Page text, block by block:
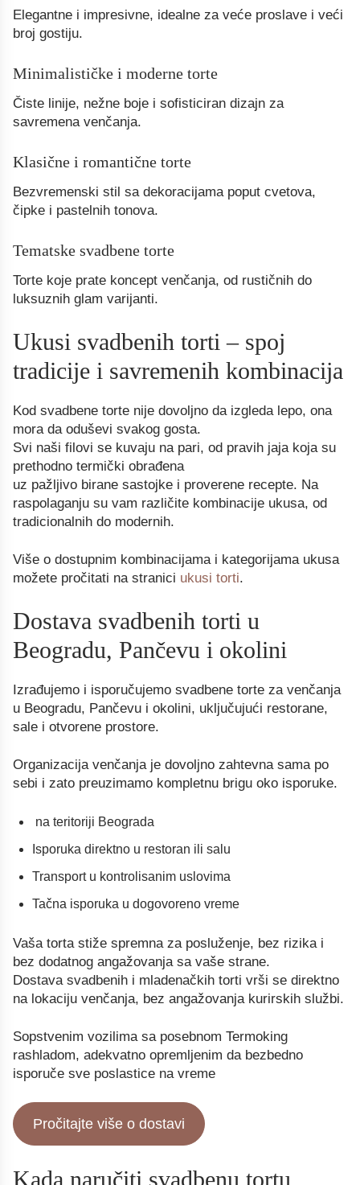
Elegantne i impresivne, idealne za veće proslave i veći
broj gostiju.
Minimalističke i moderne torte
Čiste linije, nežne boje i sofisticiran dizajn za
savremena venčanja.
Klasične i romantične torte
Bezvremenski stil sa dekoracijama poput cvetova,
čipke i pastelnih tonova.
Tematske svadbene torte
Torte koje prate koncept venčanja, od rustičnih do
luksuznih glam varijanti.
Ukusi svadbenih torti – spoj
tradicije i savremenih kombinacija
Kod svadbene torte nije dovoljno da izgleda lepo, ona
mora da oduševi svakog gosta.
Svi naši filovi se kuvaju na pari, od pravih jaja koja su
prethodno termički obrađena
uz pažljivo birane sastojke i proverene recepte. Na
raspolaganju su vam različite kombinacije ukusa, od
tradicionalnih do modernih.
Više o dostupnim kombinacijama i kategorijama ukusa
možete pročitati na stranici ukusi torti.
Dostava svadbenih torti u
Beogradu, Pančevu i okolini
Izrađujemo i isporučujemo svadbene torte za venčanja
u Beogradu, Pančevu i okolini, uključujući restorane,
sale i otvorene prostore.
Organizacija venčanja je dovoljno zahtevna sama po
sebi i zato preuzimamo kompletnu brigu oko isporuke.
na teritoriji Beograda
Isporuka direktno u restoran ili salu
Transport u kontrolisanim uslovima
Tačna isporuka u dogovoreno vreme
Vaša torta stiže spremna za posluženje, bez rizika i
bez dodatnog angažovanja sa vaše strane.
Dostava svadbenih i mladenačkih torti vrši se direktno
na lokaciju venčanja, bez angažovanja kurirskih službi.
Sopstvenim vozilima sa posebnom Termoking
rashladom, adekvatno opremljenim da bezbedno
isporuče sve poslastice na vreme
Pročitajte više o dostavi
Kada naručiti svadbenu tortu